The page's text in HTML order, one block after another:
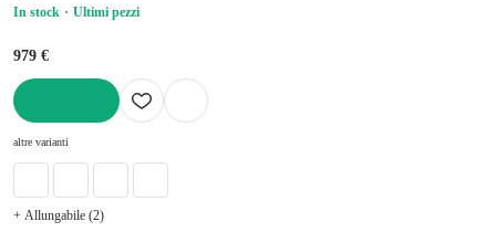
In stock
Ultimi pezzi
979 €
altre varianti
+ Allungabile (2)